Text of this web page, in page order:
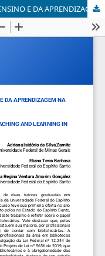
ENSINO À DISTÂNCIA: O DESAFIO DO ENSINO E DA APRENDIZAGEM NA DIALÓGICA DIGITAL